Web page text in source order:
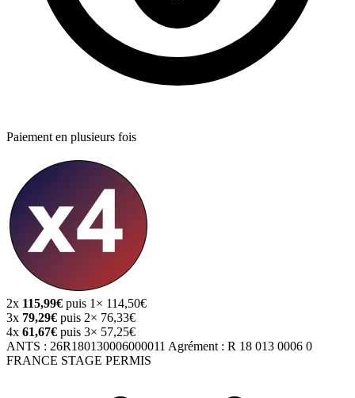
Paiement en plusieurs fois
2x 115,99€ puis 1× 114,50€
3x 79,29€ puis 2× 76,33€
4x 61,67€ puis 3× 57,25€
ANTS : 26R180130006000011 Agrément : R 18 013 0006 0
FRANCE STAGE PERMIS